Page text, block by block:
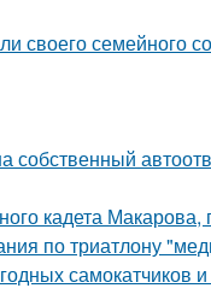
своего семейного
кадета
по триатлону
самокатчиков и